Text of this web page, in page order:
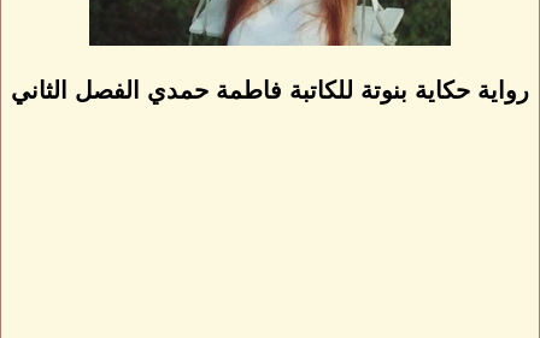
رواية حكاية بنوتة للكاتبة فاطمة حمدي الفصل الثاني